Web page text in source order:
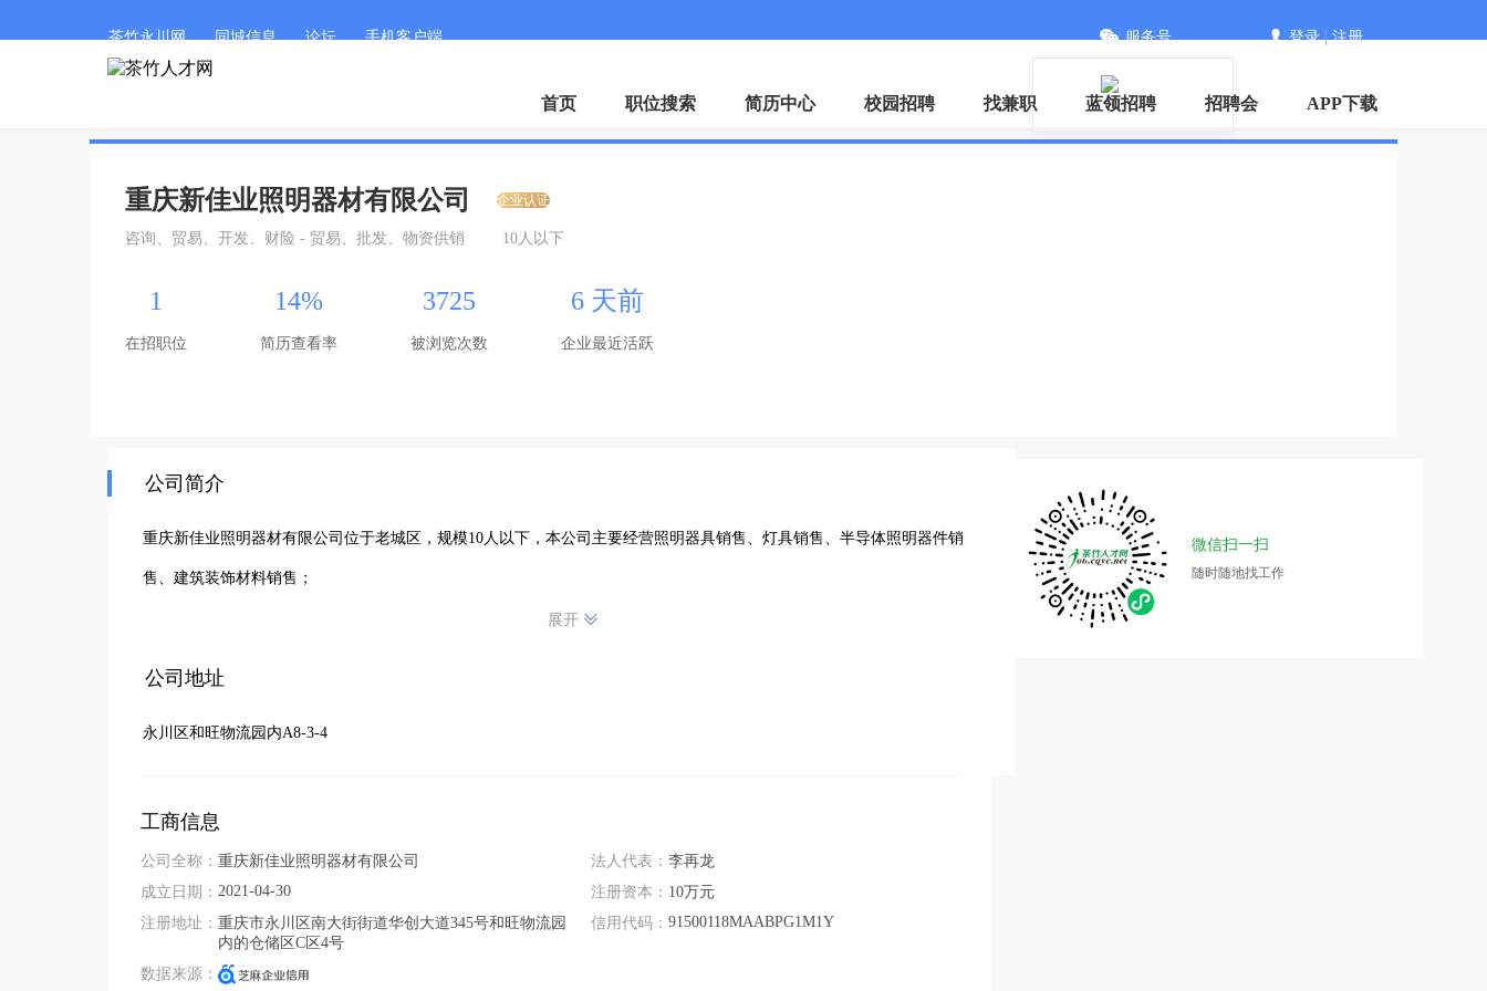
茶竹永川网 同城信息 论坛 手机客户端
微信
服务号 登录|注册
首页 职位搜索 简历中心 校园招聘 找兼职 蓝领招聘 招聘会 APP下载
重庆新佳业照明器材有限公司 企业认证
咨询、贸易、开发、财险 - 贸易、批发、物资供销 10人以下
1
在招职位
14%
简历查看率
3725
被浏览次数
6 天前
企业最近活跃
公司简介
重庆新佳业照明器材有限公司位于老城区，规模10人以下，本公司主要经营照明器具销售、灯具销售、半导体照明器件销
售、建筑装饰材料销售；
展开
公司地址
永川区和旺物流园内A8-3-4
工商信息
公司全称： 重庆新佳业照明器材有限公司
成立日期： 2021-04-30
注册地址： 重庆市永川区南大街街道华创大道345号和旺物流园
内的仓储区C区4号
数据来源：
法人代表： 李再龙
注册资本： 10万元
信用代码： 91500118MAABPG1M1Y
微信扫一扫
随时随地找工作